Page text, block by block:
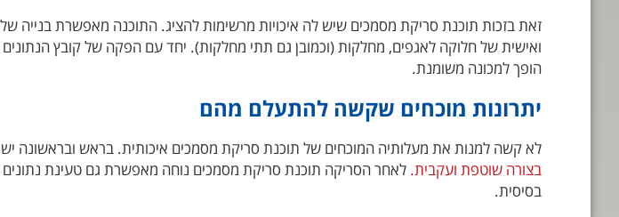
זאת בזכות תוכנת סריקת מסמכים שיש לה איכויות מרשימות להציג. התוכנה מאפשרת בנייה
ואישית של חלוקה לאגפים, מחלקות (וכמובן גם תתי מחלקות). יחד עם הפקה של קובץ
הופך למכונה משומנת.
יתרונות מוכחים שקשה להתעלם מהם
לא קשה למנות את מעלותיה המוכחים של תוכנת סריקת מסמכים איכותית. בראש ובראשונה
בצורה שוטפת ועקבית. לאחר הסריקה תוכנת סריקת מסמכים נוחה מאפשרת גם טעינת
בסיסית.